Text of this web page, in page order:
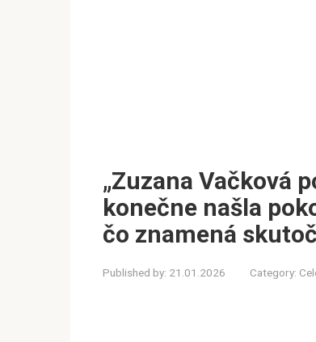
„Zuzana Vačková
konečne našla
čo znamená
Published by: 21.01.2026 Category: